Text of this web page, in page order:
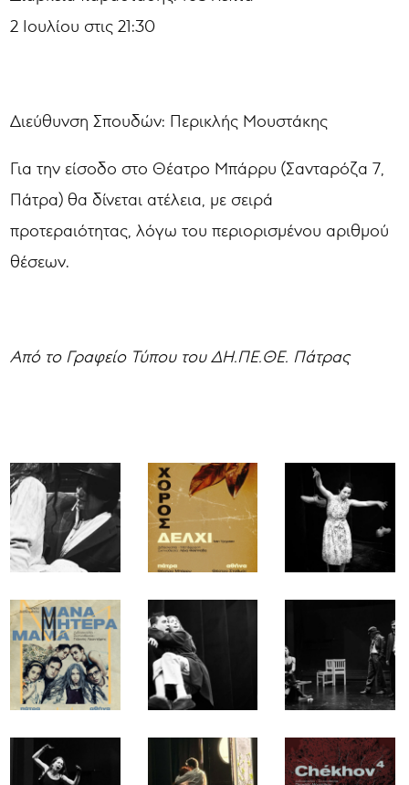
2 Ιουλίου στις 21:30
Διεύθυνση Σπουδών: Περικλής Μουστάκης
Για την είσοδο στο Θέατρο Μπάρρυ (Σανταρόζα 7,
Πάτρα) θα δίνεται ατέλεια, με σειρά
προτεραιότητας, λόγω του περιορισμένου αριθμού
θέσεων.
Από το Γραφείο Τύπου του ΔΗ.ΠΕ.ΘΕ. Πάτρας